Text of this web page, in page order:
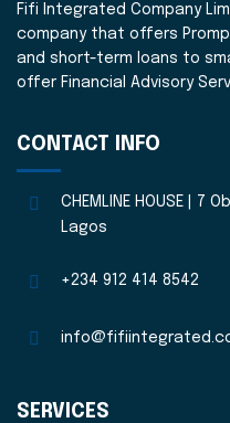
Fifi Integrated Company
company that offers
and short-term loans to
offer Financial Advisory
CONTACT INFO
CHEMLINE HOUSE | 7
Lagos
+234 912 414 8542
SERVICES